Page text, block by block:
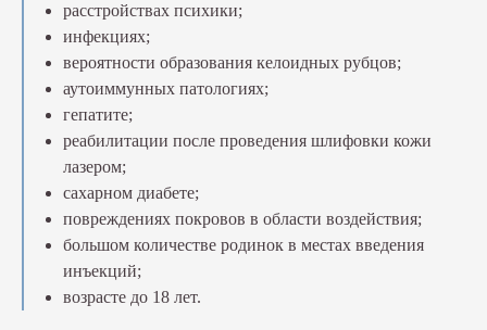
расстройствах психики;
инфекциях;
вероятности образования келоидных рубцов;
аутоиммунных патологиях;
гепатите;
реабилитации после проведения шлифовки кожи
лазером;
сахарном диабете;
повреждениях покровов в области воздействия;
большом количестве родинок в местах введения
инъекций;
возрасте до 18 лет.